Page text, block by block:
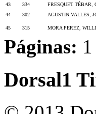
43
334 FRESQUET TÉBAR,
44
302 AGUSTIN VALLES,
45 315 MORA PEREZ,
Páginas: 1
Dorsal1